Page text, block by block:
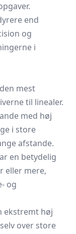
end
og
i
mest
til linealer.
med høj
i store
afstande.
en betydelig
eller mere,
og
ekstremt høj
over store